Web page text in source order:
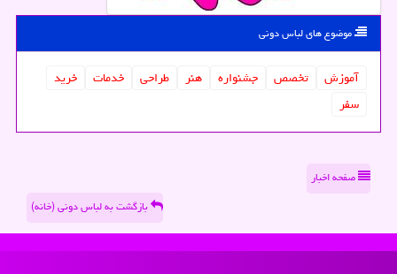
موضوع های لباس دونی
آموزش تخصص جشنواره هنر طراحی خدمات
خرید
سفر
صفحه اخبار
بازگشت به لباس دونی (خانه)